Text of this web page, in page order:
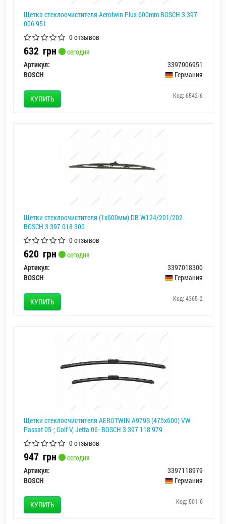
Щетка стеклоочистителя Aerotwin Plus 600mm BOSCH 3 397
006 951
0 отзывов
632 грн
сегодня
Артикул:
3397006951
BOSCH
Германия
КУПИТЬ Код: 6542-6
Щетки стеклоочистителя (1x600мм) DB W124/201/202
BOSCH 3 397 018 300
0 отзывов
620 грн
сегодня
Артикул:
3397018300
BOSCH
Германия
КУПИТЬ Код: 4365-2
Щетки стеклоочистителя AEROTWIN A979S (475x600) VW
Passat 05-; Golf V, Jetta 06- BOSCH 3 397 118 979
0 отзывов
947 грн
сегодня
Артикул:
3397118979
BOSCH
Германия
КУПИТЬ Код: 501-6